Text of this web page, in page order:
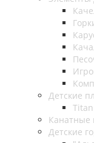
Детские
Titan
Канатные
Детские